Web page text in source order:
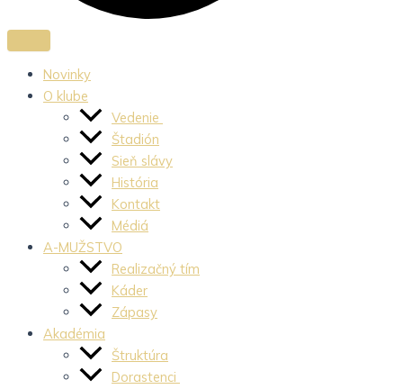
Novinky
O klube
Vedenie
Štadión
Sieň slávy
História
Kontakt
Médiá
A-MUŽSTVO
Realizačný tím
Káder
Zápasy
Akadémia
Štruktúra
Dorastenci